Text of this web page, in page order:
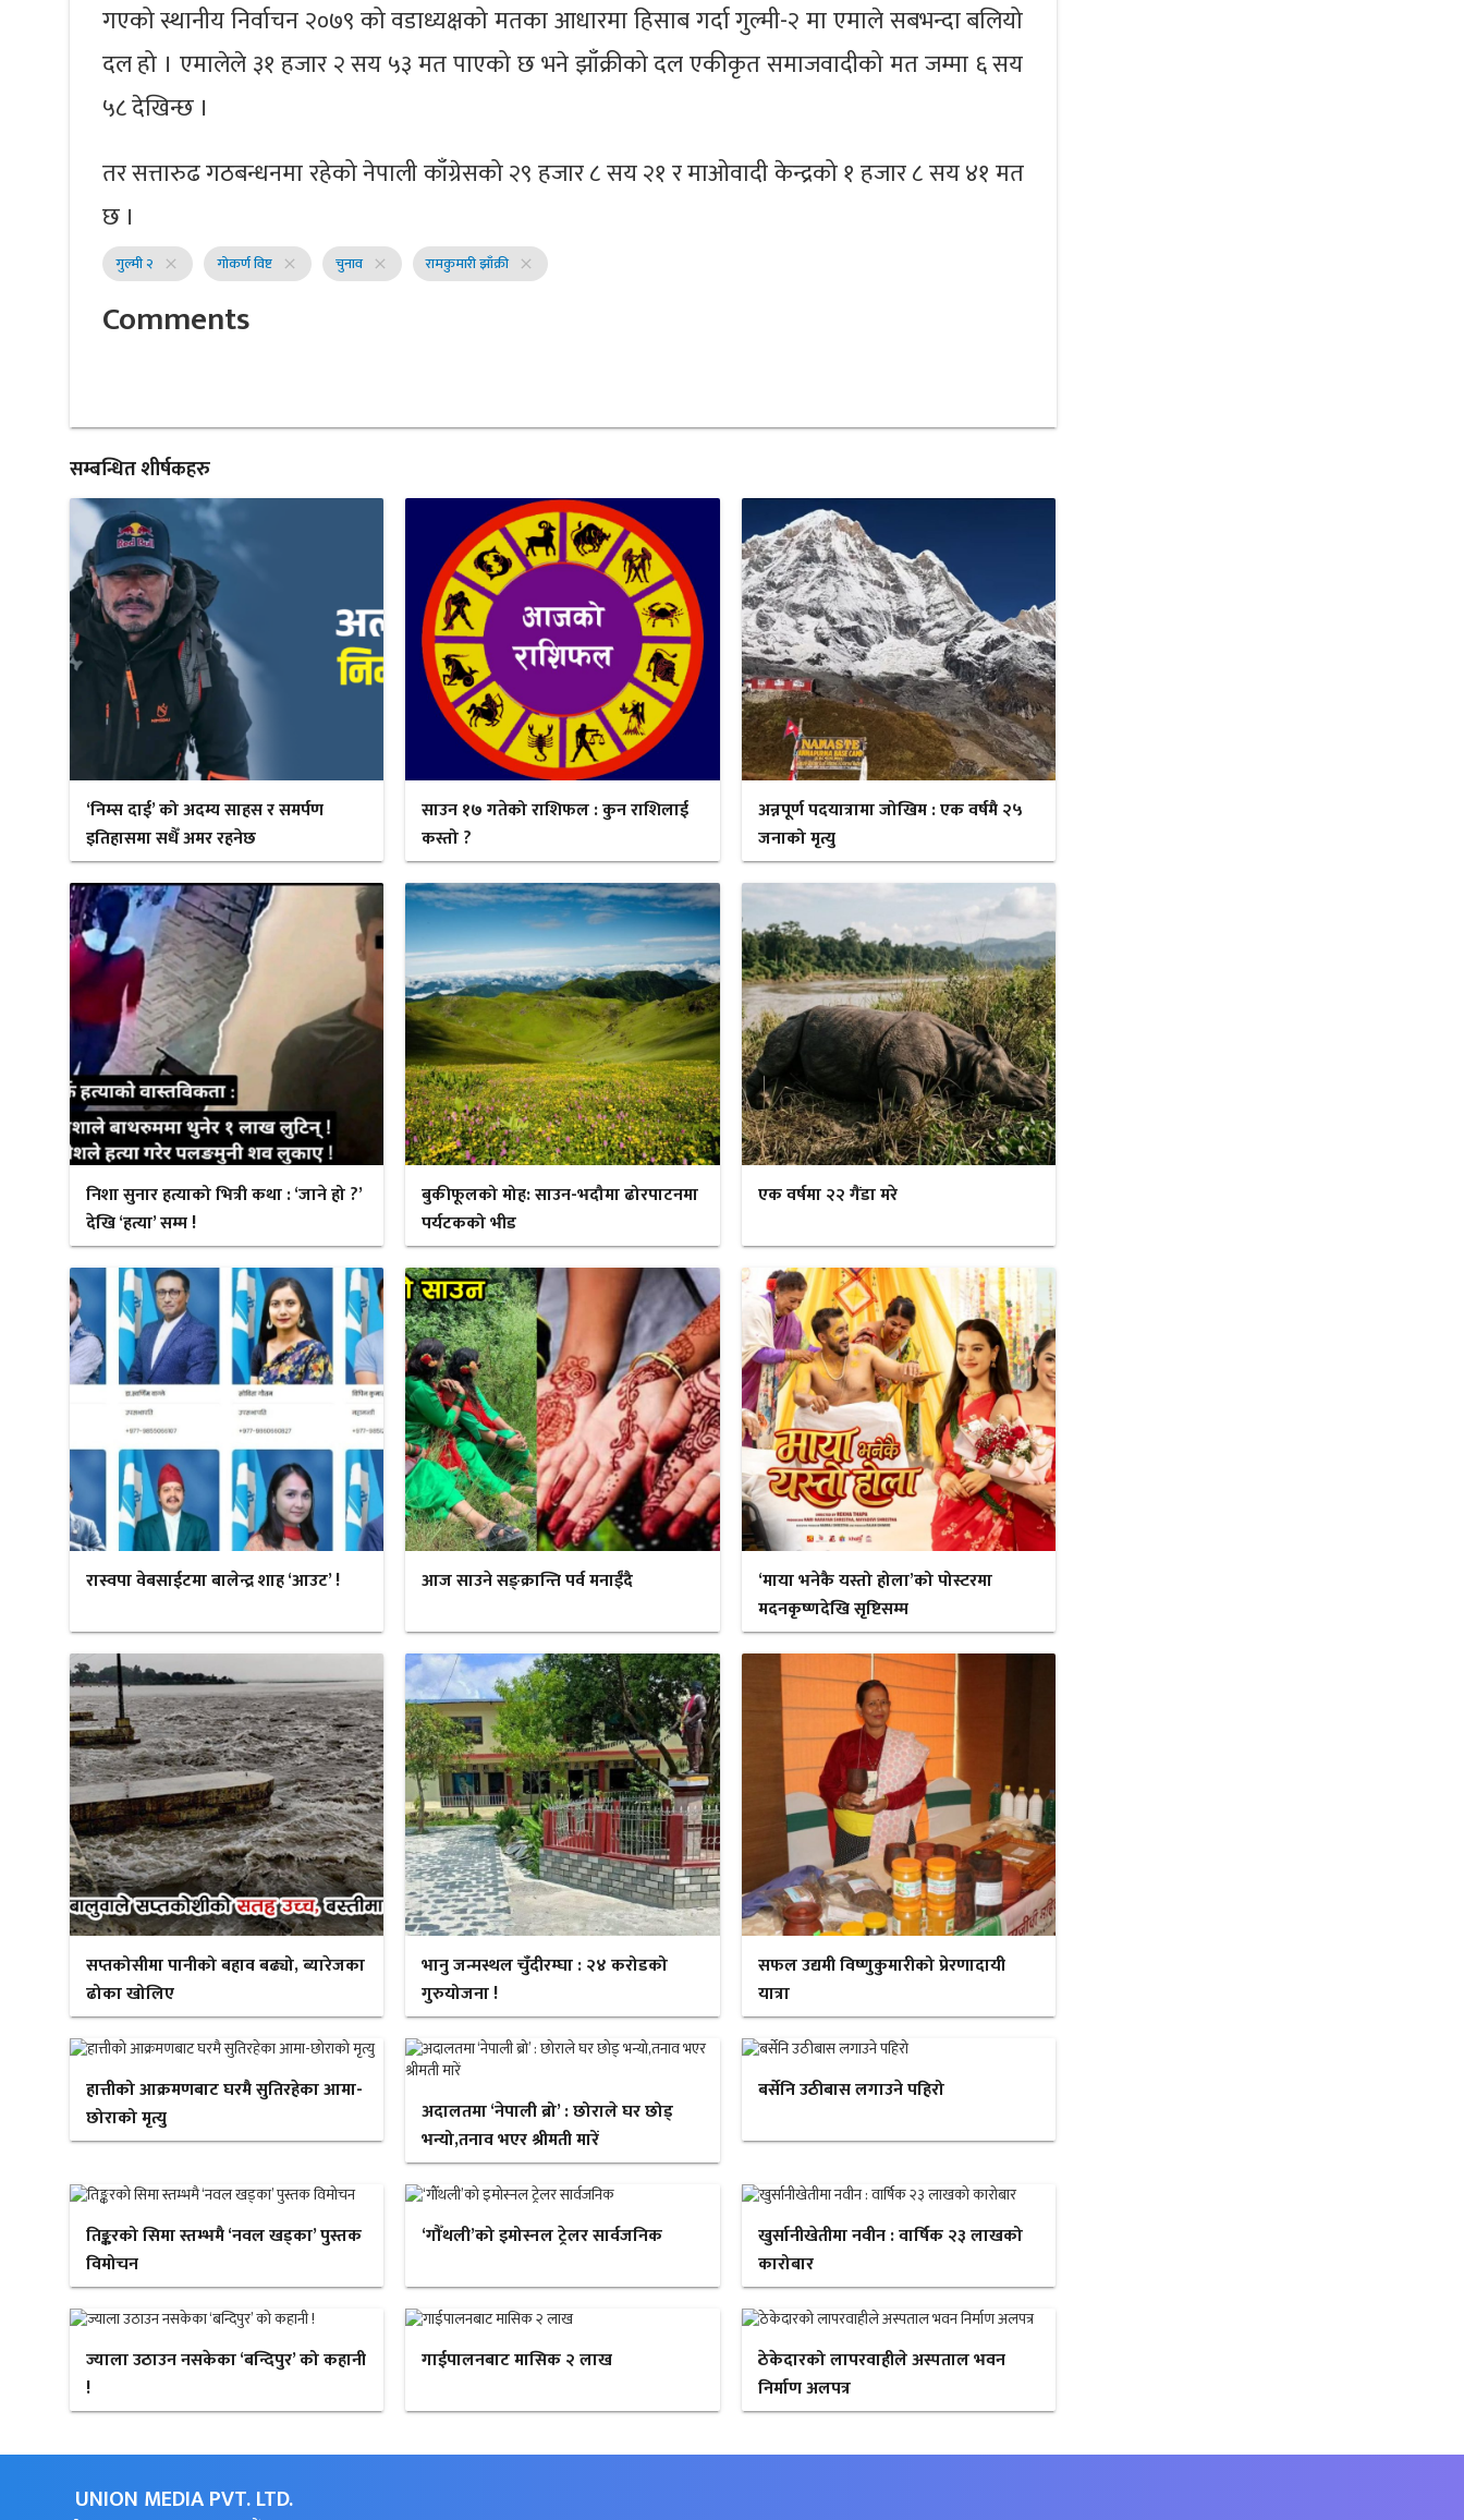
गएको स्थानीय निर्वाचन २०७९ को वडाध्यक्षको मतका आधारमा हिसाब गर्दा गुल्मी-२ मा एमाले सबभन्दा बलियो
दल हो । एमालेले ३१ हजार २ सय ५३ मत पाएको छ भने झाँक्रीको दल एकीकृत समाजवादीको मत जम्मा ६ सय
५८ देखिन्छ ।
तर सत्तारुढ गठबन्धनमा रहेको नेपाली काँग्रेसको २९ हजार ८ सय २१ र माओवादी केन्द्रको १ हजार ८ सय ४१ मत
छ ।
गुल्मी २ close गोकर्ण विष्ट close चुनाव close रामकुमारी झाँक्री close
Comments
सम्बन्धित शीर्षकहरु
‘निम्स दाई’ को अदम्य साहस र समर्पण
इतिहासमा सधैँ अमर रहनेछ
साउन १७ गतेको राशिफल : कुन राशिलाई
कस्तो ?
अन्नपूर्ण पदयात्रामा जोखिम : एक वर्षमै २५
जनाको मृत्यु
निशा सुनार हत्याको भित्री कथा : ‘जाने हो ?’
देखि ‘हत्या’ सम्म !
बुकीफूलको मोह: साउन-भदौमा ढोरपाटनमा
पर्यटकको भीड
एक वर्षमा २२ गैंडा मरे
रास्वपा वेबसाईटमा बालेन्द्र शाह ‘आउट’ ! आज साउने सङ्क्रान्ति पर्व मनाईँदै
‘माया भनेकै यस्तो होला’को पोस्टरमा
मदनकृष्णदेखि सृष्टिसम्म
सप्तकोसीमा पानीको बहाव बढ्यो, ब्यारेजका
ढोका खोलिए
भानु जन्मस्थल चुँदीरम्घा : २४ करोडको
गुरुयोजना !
सफल उद्यमी विष्णुकुमारीको प्रेरणादायी
यात्रा
हात्तीको आक्रमणबाट घरमै सुतिरहेका आमा-
छोराको मृत्यु
अदालतमा ‘नेपाली ब्रो’ : छोराले घर छोड्
भन्यो,तनाव भएर श्रीमती मारें
बर्सेनि उठीबास लगाउने पहिरो
तिङ्करको सिमा स्तम्भमै ‘नवल खड्का’ पुस्तक
विमोचन
‘गौँथली’को इमोस्नल ट्रेलर सार्वजनिक
खुर्सानीखेतीमा नवीन : वार्षिक २३ लाखको
कारोबार
ज्याला उठाउन नसकेका ‘बन्दिपुर’ को कहानी
!
गाईपालनबाट मासिक २ लाख
ठेकेदारको लापरवाहीले अस्पताल भवन
निर्माण अलपत्र
UNION MEDIA PVT. LTD.